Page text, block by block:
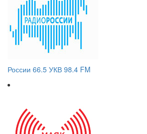
России 66.5 УКВ 98.4 FM